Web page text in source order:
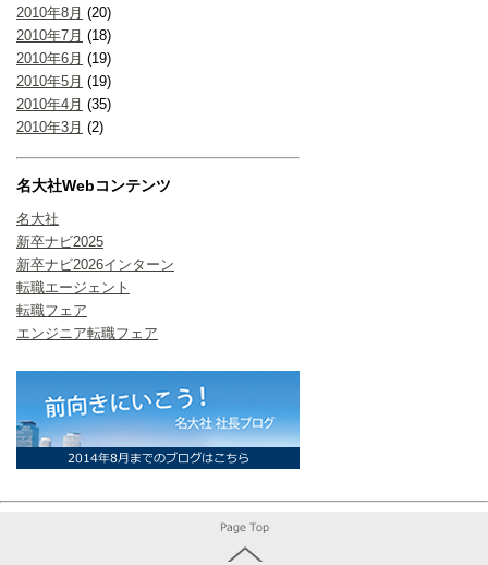
2010年8月 (20)
2010年7月 (18)
2010年6月 (19)
2010年5月 (19)
2010年4月 (35)
2010年3月 (2)
名大社Webコンテンツ
名大社
新卒ナビ2025
新卒ナビ2026インターン
転職エージェント
転職フェア
エンジニア転職フェア